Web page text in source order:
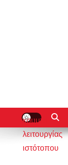
κουμπί
λειτουργίας
ιστότοπου